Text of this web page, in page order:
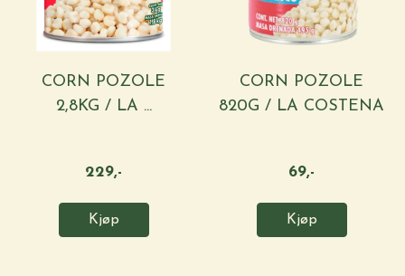
CORN POZOLE
2,8KG / LA ...
229,-
Kjøp
CORN POZOLE
820G / LA COSTENA
69,-
Kjøp